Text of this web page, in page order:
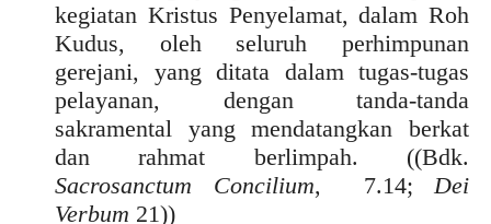
kegiatan Kristus Penyelamat, dalam Roh
Kudus, oleh seluruh perhimpunan
gerejani, yang ditata dalam tugas-tugas
pelayanan, dengan tanda-tanda
sakramental yang mendatangkan berkat
dan rahmat berlimpah. ((Bdk.
Sacrosanctum Concilium, 7.14; Dei
Verbum 21))